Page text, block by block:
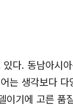
다. 동남아시
는 생각보다
기에 고른 품